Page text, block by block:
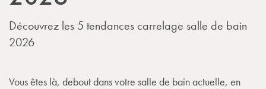
Découvrez les 5 tendances carrelage salle de bain
2026
Vous êtes là, debout dans votre salle de bain actuelle, en